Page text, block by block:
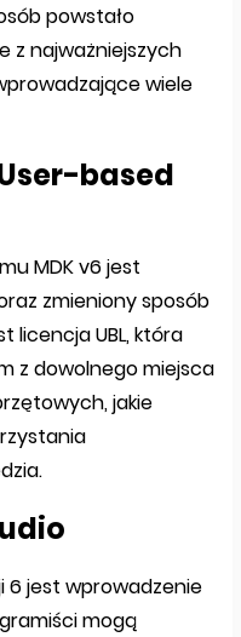
powstało
z najważniejszych
wiele
based
MDK v6 jest
zmieniony sposób
licencja UBL, która
z dowolnego miejsca
jakie
6 jest wprowadzenie
mogą